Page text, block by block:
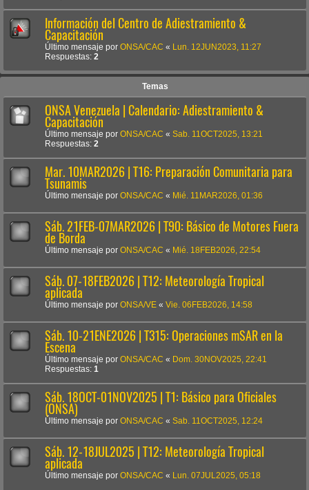
Información del Centro de Adiestramiento &
Capacitación
Último mensaje por ONSA/CAC «
Lun. 12JUN2023, 11:27
Respuestas: 2
Temas
ONSA Venezuela | Calendario: Adiestramiento &
Capacitación
Último mensaje por ONSA/CAC « Sab. 11OCT2025, 13:21
Respuestas: 2
Mar. 10MAR2026 | T16: Preparación Comunitaria para
Tsunamis
Último mensaje por ONSA/CAC « Mié. 11MAR2026, 01:36
Sáb. 21FEB-07MAR2026 | T90: Básico de Motores Fuera
de Borda
Último mensaje por ONSA/CAC « Mié. 18FEB2026, 22:54
Sáb. 07-18FEB2026 | T12: Meteorología Tropical
aplicada
Último mensaje por ONSA/VE « Vie. 06FEB2026, 14:58
Sáb. 10-21ENE2026 | T315: Operaciones mSAR en la
Escena
Último mensaje por ONSA/CAC « Dom. 30NOV2025, 22:41
Respuestas: 1
Sáb. 18OCT-01NOV2025 | T1: Básico para Oficiales
(ONSA)
Último mensaje por ONSA/CAC « Sab. 11OCT2025, 12:24
Sáb. 12-18JUL2025 | T12: Meteorología Tropical
aplicada
Último mensaje por ONSA/CAC « Lun. 07JUL2025, 05:18